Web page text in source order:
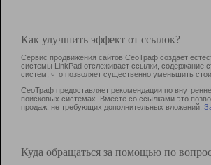
Как улучшить эффект от ссылок?
Сервис продвижения сайтов СеоТраф создает
системы LinkPad отслеживает ссылки, содержание
систем, что позволяет существенно уменьшить
СеоТраф предоставляет рекомендации по
поисковых системах. Вместе со ссылками это
продаж, не требующих дополнительных вложений.
Куда обращаться за помощью по